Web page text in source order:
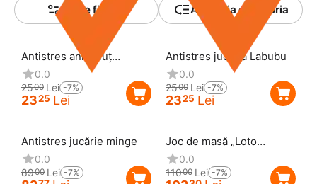
Toate filtrele A detalia categoria
7%
Antistres animăluț
luminoasă
0.0
2325 Lei
2500 Lei -7%
7%
Antistres jucăria Labubu
0.0
2325 Lei
2500 Lei -7%
Antistres jucărie minge
0.0
8900 Lei -7%
Joc de masă „Loto
rusesc” cu butoiașe
0.0
11000 Lei -7%